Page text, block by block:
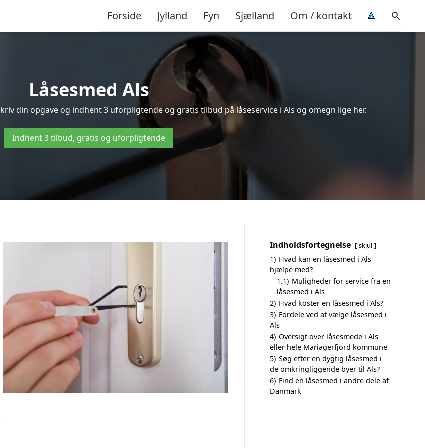
Forside Jylland Fyn Sjælland Om / kontakt
Låsesmed Als
din opgave og indhent 3 uforpligtende og gratis tilbud på låseservice i Als og omegn lige her.
Indhent 3 tilbud, gratis og uforpligtende
Indholdsfortegnelse skjul
1) Hvad kan en låsesmed i Als
hjælpe med?
1.1) Muligheder for service fra en
låsesmed i Als
2) Hvad koster en låsesmed i Als?
3) Fordele ved at vælge låsesmed i
Als
4) Oversigt over låsesmede i Als
eller hele Mariagerfjord kommune
5) Søg efter en dygtig låsesmed i
de omkringliggende byer til Als?
6) Find en låsesmed i andre dele af
Danmark